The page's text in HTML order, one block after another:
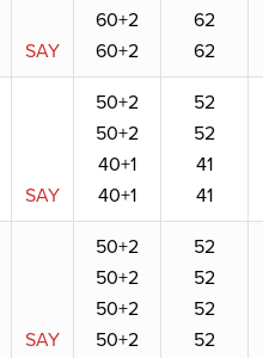
SAY
60+2
60+2
62
62
SAY
50+2
50+2
40+1
40+1
52
52
41
41
SAY
50+2
50+2
50+2
50+2
52
52
52
52